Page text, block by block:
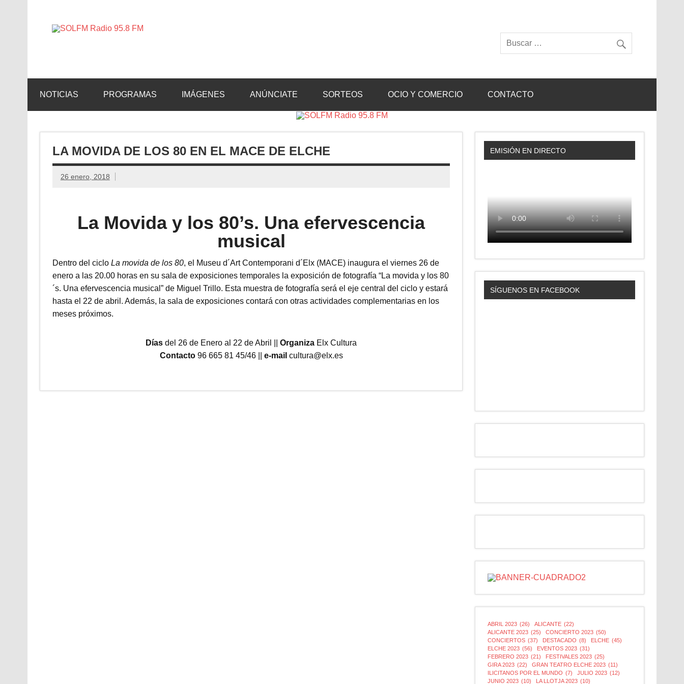
NOTICIAS PROGRAMAS IMÁGENES ANÚNCIATE SORTEOS OCIO Y COMERCIO CONTACTO
LA MOVIDA DE LOS 80 EN EL MACE DE ELCHE
26 enero, 2018
La Movida y los 80’s. Una efervescencia
musical
Dentro del ciclo La movida de los 80, el Museu d´Art Contemporani d´Elx (MACE) inaugura el viernes 26 de
enero a las 20.00 horas en su sala de exposiciones temporales la exposición de fotografía “La movida y los 80
´s. Una efervescencia musical” de Miguel Trillo. Esta muestra de fotografía será el eje central del ciclo y estará
hasta el 22 de abril. Además, la sala de exposiciones contará con otras actividades complementarias en los
meses próximos.
Díasdel 26 de Enero al 22 de Abril ||Organiza Elx Cultura
Contacto 96 665 81 45/46 || e-mail cultura@elx.es
EMISIÓN EN DIRECTO
SÍGUENOS EN FACEBOOK
ABRIL 2023 (26) ALICANTE (22)
ALICANTE 2023 (25) CONCIERTO 2023 (50)
CONCIERTOS (37) DESTACADO (8) ELCHE (45)
ELCHE 2023 (56) EVENTOS 2023 (31)
FEBRERO 2023 (21) FESTIVALES 2023 (25)
GIRA 2023 (22) GRAN TEATRO ELCHE 2023 (11)
ILICITANOS POR EL MUNDO (7) JULIO 2023 (12)
JUNIO 2023 (10) LA LLOTJA 2023 (10)